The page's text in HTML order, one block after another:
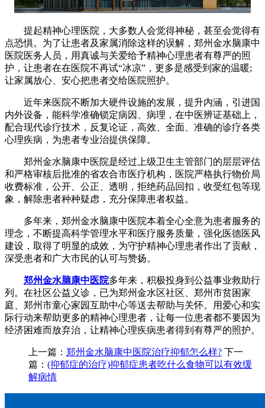
提起精神心理医院，大多数人会觉得神秘，甚至会觉得有
点恐惧。为了让患者及家属消除这样的误解，郑州金水脑康中
医院医务人员，用真诚与关爱给予精神心理患者有尊严的照
护，让患者在在医院不再试“冰凉”，更多是感受到家的温暖;
让家属放心、安心把患者交给医院照护。
近年来医院不断加大硬件设施的发展，提升内涵，引进国
内外设备，能科学准确锁定病因、病理，在中医辨证基础上，
配合现代诊疗技术，反复论证，高效、全面、准确的诊疗各类
心理疾病，为患者专业治提供保障。
郑州金水脑康中医院是经过上级卫生主管部门的层层评估
和严格审核后批准的省农合市医疗机构，医院严格执行物价局
收费标准，公开、公正、透明，拒绝药品回扣，收受红包等现
象，解除患者种种疑虑，充分保障患者权益。
多年来，郑州金水脑康中医院本着全心全意为患者服务的
理念，不断提高科学管理水平和医疗服务质量，强化医德医风
建设，取得了明显的成效，为守护精神心理患者作出了贡献，
深受患者和广大市民的认可与赞扬。
郑州金水脑康中医院多年来，积极投身到公益事业救助行
列。在社区公益义诊，已为郑州金水区社区、郑州市贫困家
庭、郑州市童心家园互助中心等送去帮助与关怀。用爱心和实
际行动来帮助更多的精神心理患者，让每一位患者都不要因为
经济困难而放弃治，让精神心理疾病患者得到有尊严的照护。
上一篇： 郑州金水脑康中医院治疗抑郁怎么样? 下一
篇： (抑郁症的治疗)抑郁症患者吃什么食物可以有效缓
解病情